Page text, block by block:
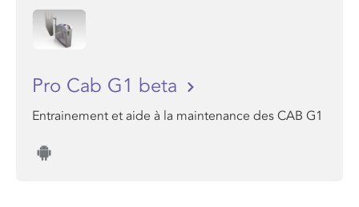
Pro Cab G1 beta
Entrainement et aide à la maintenance des CAB G1